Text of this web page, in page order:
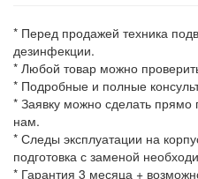
* Перед продажей техника
дезинфекции.
* Любой товар можно
* Подробные и полные
* Заявку можно сделать
нам.
* Следы эксплуатации на
подготовка с заменой
* Гарантия 3 месяца +